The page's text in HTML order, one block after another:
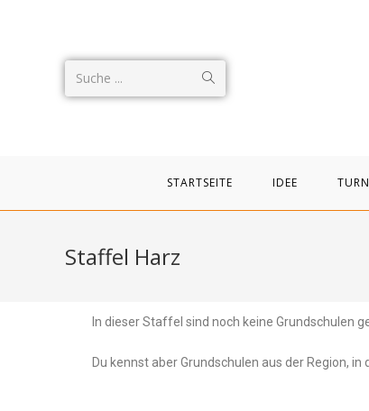
Suche ...
STARTSEITE IDEE
Staffel Harz
In dieser Staffel sind noch keine Grundschulen
Du kennst aber Grundschulen aus der Region,